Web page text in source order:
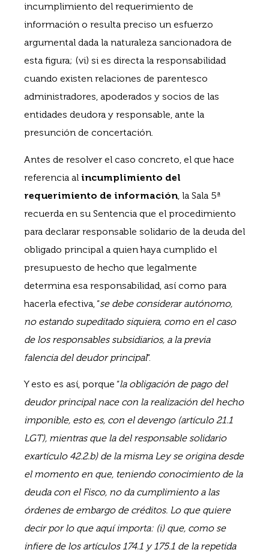
incumplimiento del requerimiento de
información o resulta preciso un esfuerzo
argumental dada la naturaleza sancionadora de
esta figura; (vi) si es directa la responsabilidad
cuando existen relaciones de parentesco
administradores, apoderados y socios de las
entidades deudora y responsable, ante la
presunción de concertación.
Antes de resolver el caso concreto, el que hace
referencia al incumplimiento del
requerimiento de información , la Sala 5ª
recuerda en su Sentencia que el procedimiento
para declarar responsable solidario de la deuda del
obligado principal a quien haya cumplido el
presupuesto de hecho que legalmente
determina esa responsabilidad, así como para
hacerla efectiva, “se debe considerar autónomo,
no estando supeditado siquiera, como en el caso
de los responsables subsidiarios, a la previa
falencia del deudor principal”.
Y esto es así, porque “la obligación de pago del
deudor principal nace con la realización del hecho
imponible, esto es, con el devengo (artículo 21.1
LGT), mientras que la del responsable solidario
exartículo 42.2.b) de la misma Ley se origina desde
el momento en que, teniendo conocimiento de la
deuda con el Fisco, no da cumplimiento a las
órdenes de embargo de créditos. Lo que quiere
decir por lo que aquí importa: (i) que, como se
infiere de los artículos 174.1 y 175.1 de la repetida